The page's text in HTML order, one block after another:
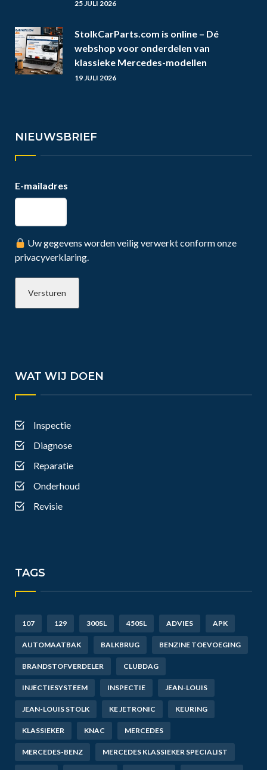
25 JULI 2026
StolkCarParts.com is online – Dé
webshop voor onderdelen van
klassieke Mercedes-modellen
19 JULI 2026
NIEUWSBRIEF
E-mailadres
Uw gegevens worden veilig verwerkt conform onze
privacyverklaring.
WAT WIJ DOEN
Inspectie
Diagnose
Reparatie
Onderhoud
Revisie
TAGS
107 129 300SL 450SL ADVIES APK
AUTOMAATBAK BALKBRUG BENZINE TOEVOEGING
BRANDSTOFVERDELER CLUBDAG
INJECTIESYSTEEM INSPECTIE JEAN-LOUIS
JEAN-LOUIS STOLK KE JETRONIC KEURING
KLASSIEKER KNAC MERCEDES
MERCEDES-BENZ MERCEDES KLASSIEKER SPECIALIST